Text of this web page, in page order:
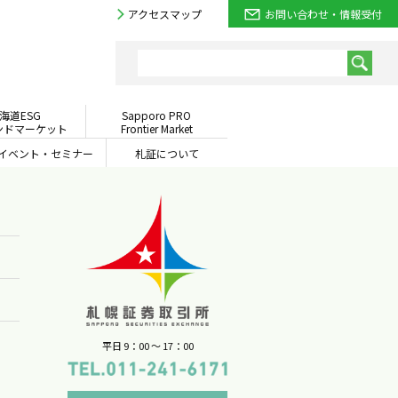
アクセスマップ お問い合わせ・情報受付
道ESG
ドマーケット
Sapporo PRO
Frontier Market
ベント・ セミナー 札証について
平日 9：00 〜 17：00